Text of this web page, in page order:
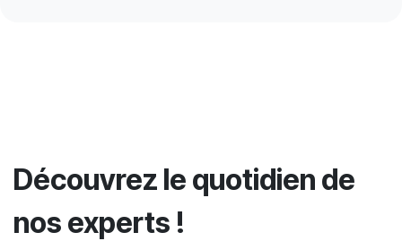
Découvrez le quotidien de
nos experts !